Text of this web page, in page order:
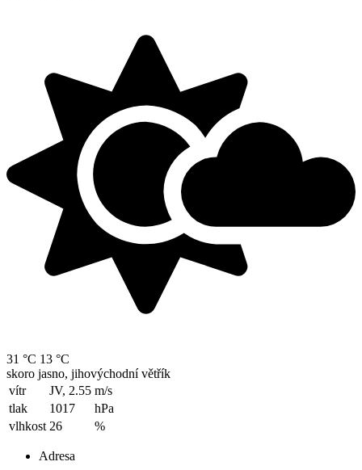
31 °C 13 °C
skoro jasno, jihovýchodní větřík
vítr
JV, 2.55 m/s
tlak
1017
hPa
vlhkost 26 %
Adresa